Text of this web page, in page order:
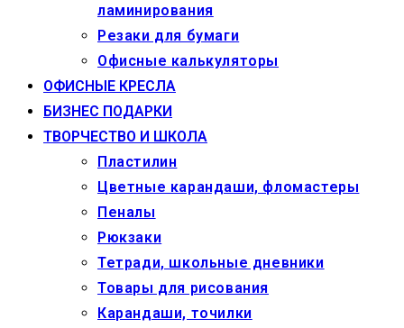
ламинирования
Резаки для бумаги
Офисные калькуляторы
ОФИСНЫЕ КРЕСЛА
БИЗНЕС ПОДАРКИ
ТВОРЧЕСТВО И ШКОЛА
Пластилин
Цветные карандаши, фломастеры
Пеналы
Рюкзаки
Тетради, школьные дневники
Товары для рисования
Карандаши, точилки